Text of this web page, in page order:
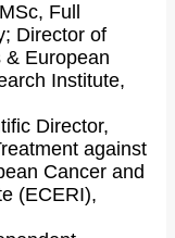
Full
Director of
& European
Institute,
Director,
against
Cancer and
(ECERI),